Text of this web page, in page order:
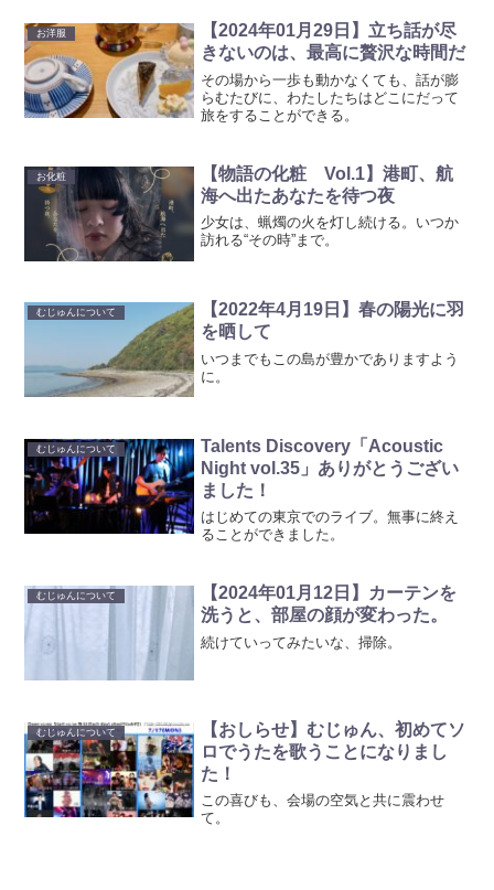
お洋服
【2024年01月29日】立ち話が尽
きないのは、最高に贅沢な時間だ
その場から一歩も動かなくても、話が膨
らむたびに、わたしたちはどこにだって
旅をすることができる。
お化粧
【物語の化粧 Vol.1】港町、航
海へ出たあなたを待つ夜
少女は、蝋燭の火を灯し続ける。いつか
訪れる“その時”まで。
むじゅんについて
【2022年4月19日】春の陽光に羽
を晒して
いつまでもこの島が豊かでありますよう
に。
むじゅんについて
Talents Discovery「Acoustic
Night vol.35」ありがとうござい
ました！
はじめての東京でのライブ。無事に終え
ることができました。
むじゅんについて
【2024年01月12日】カーテンを
洗うと、部屋の顔が変わった。
続けていってみたいな、掃除。
むじゅんについて
【おしらせ】むじゅん、初めてソ
ロでうたを歌うことになりまし
た！
この喜びも、会場の空気と共に震わせ
て。